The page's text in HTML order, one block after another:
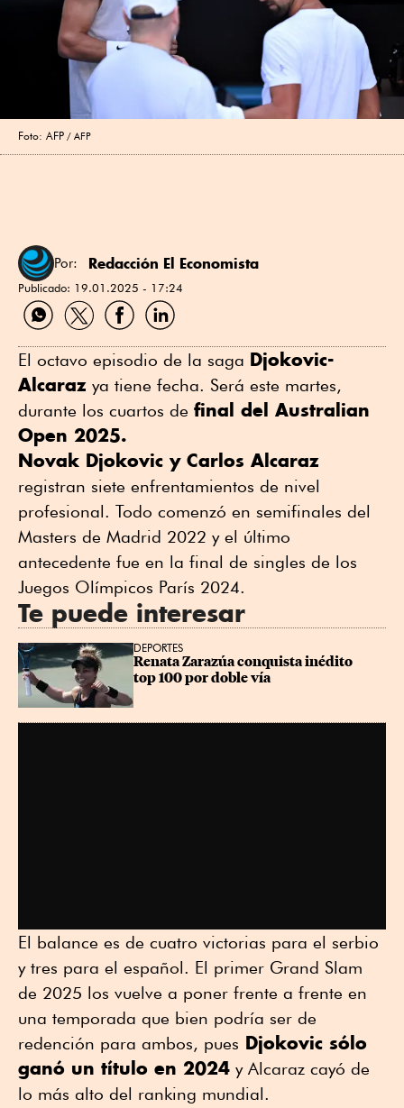
Foto: AFP AFP
Por: Redacción El Economista
Publicado: 19.01.2025 - 17:24
Compartir
por
Compartir
por
Compartir
por
Compartir
por
El octavo episodio de la saga Djokovic-
Alcaraz ya tiene fecha. Será este martes,
durante los cuartos de final del Australian
Open 2025.
Novak Djokovic y Carlos Alcaraz
registran siete enfrentamientos de nivel
profesional. Todo comenzó en semifinales del
Masters de Madrid 2022 y el último
antecedente fue en la final de singles de los
Juegos Olímpicos París 2024.
Te puede interesar
DEPORTES
Renata Zarazúa conquista inédito
top 100 por doble vía
El balance es de cuatro victorias para el serbio
y tres para el español. El primer Grand Slam
de 2025 los vuelve a poner frente a frente en
una temporada que bien podría ser de
redención para ambos, pues Djokovic sólo
ganó un título en 2024 y Alcaraz cayó de
lo más alto del ranking mundial.